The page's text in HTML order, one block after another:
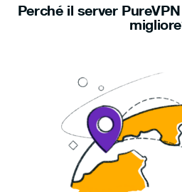
Perché il server